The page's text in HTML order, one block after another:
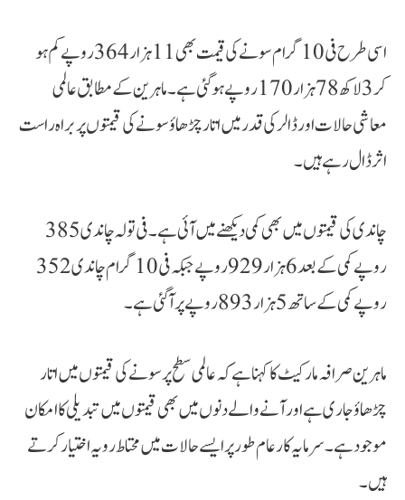
اسی طرح فی 10 گرام سونے کی قیمت بھی 11 ہزار 364 روپے کم ہو
کر 3 لاکھ 78 ہزار 170 روپے ہو گئی ہے۔ ماہرین کے مطابق عالمی
معاشی حالات اور ڈالر کی قدر میں اتار چڑھاؤ سونے کی قیمتوں پر براہ راست
اثر ڈال رہے ہیں۔
چاندی کی قیمتوں میں بھی کمی دیکھنے میں آئی ہے۔ فی تولہ چاندی 385
روپے کمی کے بعد 6 ہزار 929 روپے جبکہ فی 10 گرام چاندی 352
روپے کمی کے ساتھ 5 ہزار 893 روپے پر آگئی ہے۔
ماہرین صرافہ مارکیٹ کا کہنا ہے کہ عالمی سطح پر سونے کی قیمتوں میں اتار
چڑھاؤ جاری ہے اور آنے والے دنوں میں بھی قیمتوں میں تبدیلی کا امکان
موجود ہے۔ سرمایہ کار عام طور پر ایسے حالات میں محتاط رویہ اختیار کرتے
ہیں۔